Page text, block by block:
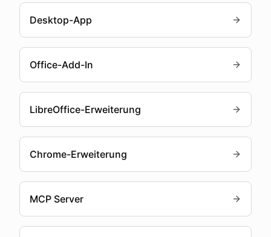
Desktop-App
Office-Add-In
LibreOffice-Erweiterung
Chrome-Erweiterung
MCP Server